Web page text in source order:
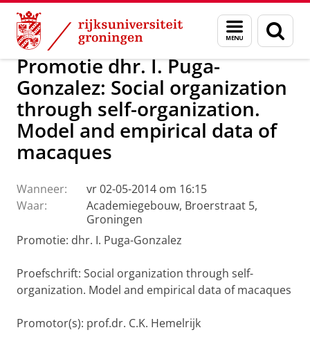
Skip
Content
Skip
Navigation
Menu
en
zoeken
Over ons Actueel Nieuws
Promotie dhr. I. Puga-
Gonzalez: Social organization
through self-organization.
Model and empirical data of
macaques
Wanneer:
vr 02-05-2014 om 16:15
Waar:
Academiegebouw, Broerstraat 5,
Groningen
Promotie: dhr. I. Puga-Gonzalez
Proefschrift: Social organization through self-
organization. Model and empirical data of macaques
Promotor(s): prof.dr. C.K. Hemelrijk